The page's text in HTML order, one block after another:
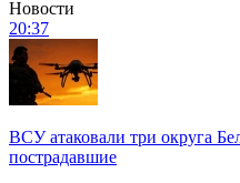
Новости
20:37
ВСУ атаковали три округа
пострадавшие